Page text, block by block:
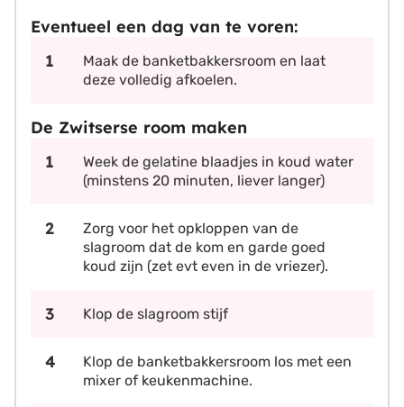
Eventueel een dag van te voren:
Maak de banketbakkersroom en laat
deze volledig afkoelen.
De Zwitserse room maken
Week de gelatine blaadjes in koud water
(minstens 20 minuten, liever langer)
Zorg voor het opkloppen van de
slagroom dat de kom en garde goed
koud zijn (zet evt even in de vriezer).
Klop de slagroom stijf
Klop de banketbakkersroom los met een
mixer of keukenmachine.